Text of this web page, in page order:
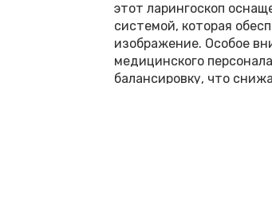
этот ларингоскоп
системой, которая
изображение. Особое
медицинского
балансировку, что